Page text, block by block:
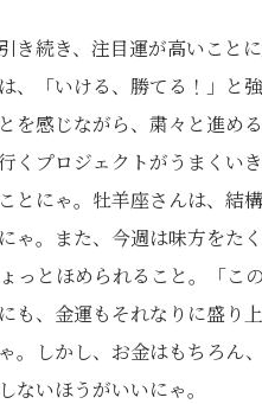
き続き、注目運が高いこと
、「いける、勝てる！」と
を感じながら、粛々と進め
くプロジェクトがうまくい
とにゃ。牡羊座さんは、結
ゃ。また、今週は味方をた
っとほめられること。「こ
も、金運もそれなりに盛り
。しかし、お金はもちろん
ないほうがいいにゃ。